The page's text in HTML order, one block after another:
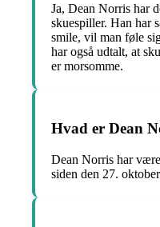
Ja, Dean Norris har
skuespiller. Han har
smile, vil man føle
har også udtalt, at
er morsomme.
Hvad er Dean
Dean Norris har
siden den 27.